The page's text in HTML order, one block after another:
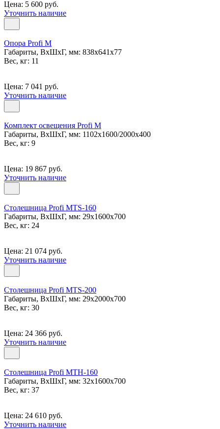
Цена: 5 600 руб.
Уточнить наличие
Опора Profi M
Габариты, ВxШxГ, мм: 838x641x77
Вес, кг: 11
Цена: 7 041 руб.
Уточнить наличие
Комплект освещения Profi M
Габариты, ВxШxГ, мм: 1102x1600/2000x400
Вес, кг: 9
Цена: 19 867 руб.
Уточнить наличие
Столешница Profi MTS-160
Габариты, ВxШxГ, мм: 29x1600x700
Вес, кг: 24
Цена: 21 074 руб.
Уточнить наличие
Столешница Profi MTS-200
Габариты, ВxШxГ, мм: 29x2000x700
Вес, кг: 30
Цена: 24 366 руб.
Уточнить наличие
Столешница Profi MTH-160
Габариты, ВxШxГ, мм: 32x1600x700
Вес, кг: 37
Цена: 24 610 руб.
Уточнить наличие